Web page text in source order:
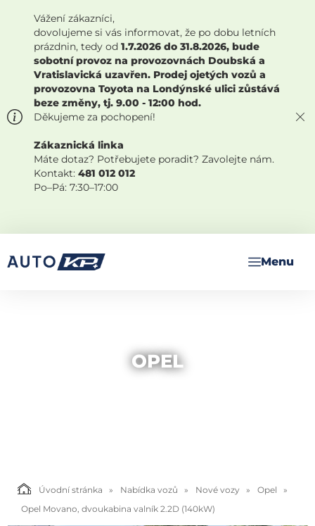
Vážení zákazníci,
dovolujeme si vás informovat, že po dobu letních
prázdnin, tedy od 1.7.2026 do 31.8.2026, bude
sobotní provoz na provozovnách Doubská a
Vratislavická uzavřen. Prodej ojetých vozů a
provozovna Toyota na Londýnské ulici zůstává
beze změny, tj. 9.00 - 12:00 hod.
Děkujeme za pochopení!
Zákaznická linka
Máte dotaz? Potřebujete poradit? Zavolejte nám.
Kontakt: 481 012 012
Po–Pá: 7:30–17:00
OPEL
Úvodní stránka Nabídka vozů Nové vozy
Opel
Opel Movano, dvoukabina valník 2.2D (140kW)